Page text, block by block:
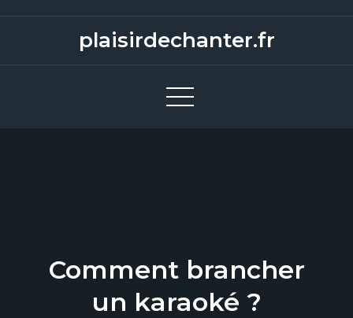
plaisirdechanter.fr
Comment brancher
un karaoké ?